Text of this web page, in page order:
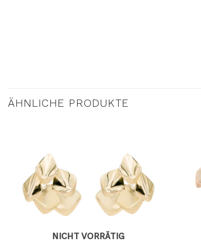
ÄHNLICHE PRODUKTE
AUF DIE
WUNSCHLISTE
NICHT VORRÄTIG